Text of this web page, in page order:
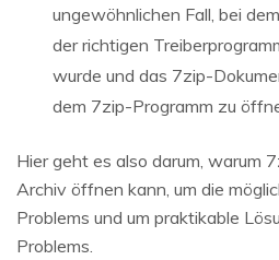
ungewöhnlichen Fall, bei
der richtigen
wurde und das 7zip-
dem 7zip-Programm zu
Hier geht es also darum, warum
Archiv öffnen kann, um die
Problems und um praktikable
Problems.